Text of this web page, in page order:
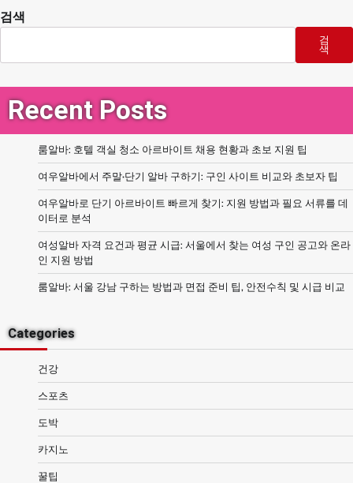
검색
검
색
Recent Posts
룸알바: 호텔 객실 청소 아르바이트 채용 현황과 초보 지원 팁
여우알바에서 주말·단기 알바 구하기: 구인 사이트 비교와 초보자 팁
여우알바로 단기 아르바이트 빠르게 찾기: 지원 방법과 필요 서류를 데
이터로 분석
여성알바 자격 요건과 평균 시급: 서울에서 찾는 여성 구인 공고와 온라
인 지원 방법
룸알바: 서울 강남 구하는 방법과 면접 준비 팁, 안전수칙 및 시급 비교
Categories
건강
스포츠
도박
카지노
꿀팁